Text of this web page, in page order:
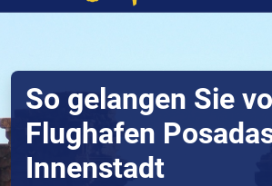
So gelangen Sie
Flughafen
Innenstadt